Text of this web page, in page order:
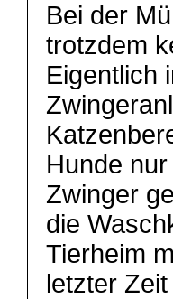
Bei der
trotzdem
Eigentlich
Hunde
Zwinger
die
Tierheim
letzter